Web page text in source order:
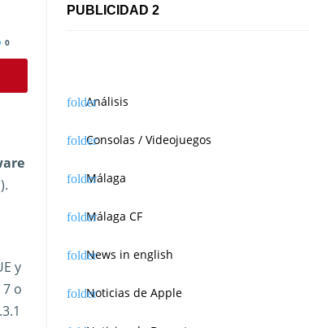
0
y
o
PUBLICIDAD 2
Análisis
Consolas / Videojuegos
Málaga
Málaga CF
News in english
Noticias de Apple